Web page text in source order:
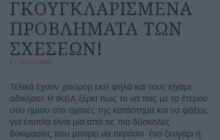
ΓΚΟΥΓΚΛΑΡΙΣΜΕΝΑ
ΠΡΟΒΛΗΜΑΤΑ ΤΩΝ
ΣΧΕΣΕΩΝ!
BY COOLHOME
Τελικά έχουν χιούμορ εκεί ψηλά και τους είχαμε
αδικήσει! Η IKEA ξέρει πως το να πας με το έτερον
σου ήμισυ στο αχανές της κατάστημα και να ψάξεις
για έπιπλα είναι μία από τις πιο δύσκολες
δοκιμασίες που μπορεί να περάσει ένα ζευγάρι ή